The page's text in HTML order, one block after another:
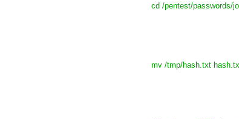
cd /pentest/passwords/
mv /tmp/hash.txt